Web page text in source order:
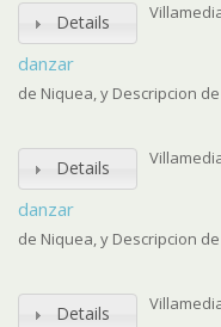
Details
danzar
de Niquea, y Descripcion
Details
danzar
de Niquea, y Descripcion
Details